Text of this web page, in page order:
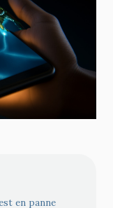
en panne